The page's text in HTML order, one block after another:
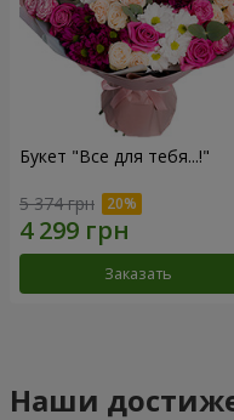
Букет "Все для тебя...!"
5 374 грн
Заказать
Наши